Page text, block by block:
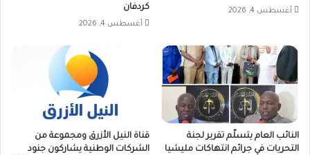
أغسطس 4, 2026
كردفان
أغسطس 4, 2026
النائب العام يتسلّم تقرير لجنة
التحريات في جرائم انتهاكات مليشيا
قناة النيل الأزرق ومجموعة من
الشركات الوطنية يشاركون جنود